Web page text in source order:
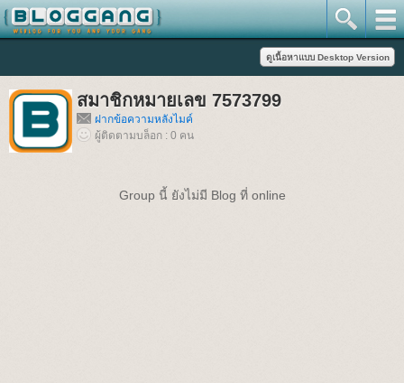
สมาชิกหมายเลข 7573799
ฝากข้อความหลังไมค์
ผู้ติดตามบล็อก : 0 คน
Group นี้ ยังไม่มี Blog ที่ online